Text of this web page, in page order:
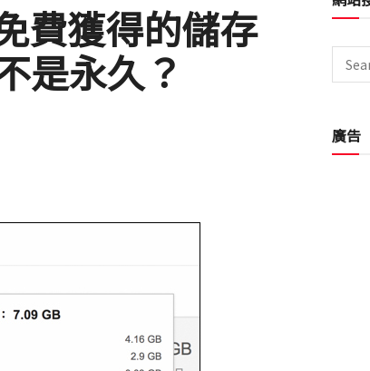
費獲得的儲存
是永久？
廣告